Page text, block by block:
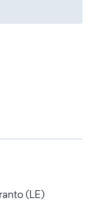
(LE)